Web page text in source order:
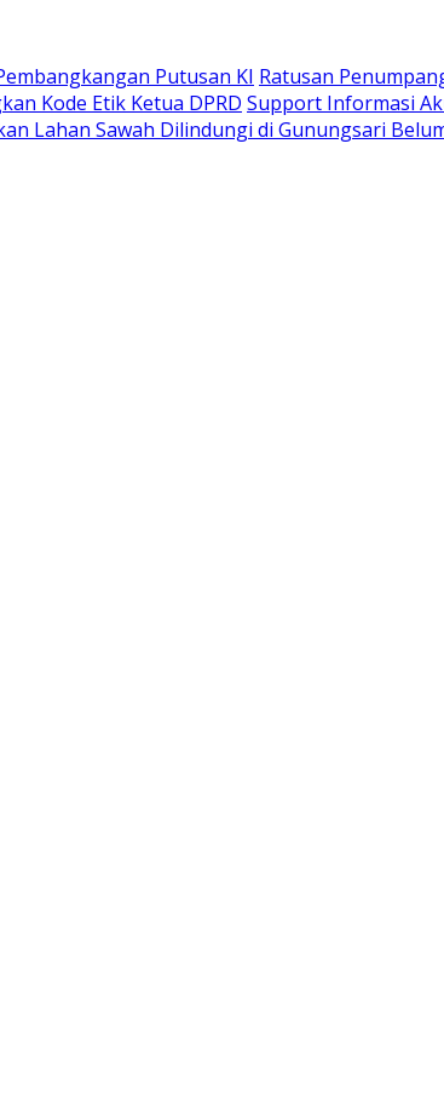
Putusan KI Ratusan
Kode Etik Ketua DPRD Support Informasi
Lahan Sawah Dilindungi di Gunungsari